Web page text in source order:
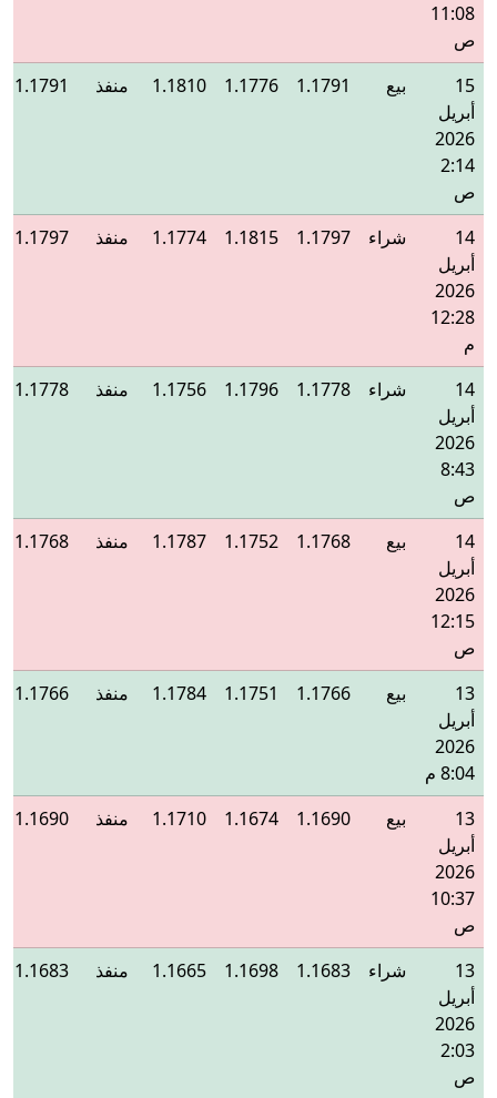
11:08
ص
15
أبريل
2026
2:14
ص
بيع 1.1791
1.1776
1.1810 منفذ 1.1791
14
أبريل
2026
12:28
م
شراء 1.1797
1.1815
1.1774 منفذ 1.1797
14
أبريل
2026
8:43
ص
شراء 1.1778
1.1796
1.1756 منفذ 1.1778
14
أبريل
2026
12:15
ص
بيع 1.1768
1.1752
1.1787 منفذ 1.1768
13
أبريل
2026
8:04 م
بيع 1.1766
1.1751
1.1784 منفذ 1.1766
13
أبريل
2026
10:37
ص
بيع 1.1690
1.1674
1.1710 منفذ 1.1690
13
أبريل
2026
2:03
ص
شراء 1.1683
1.1698
1.1665 منفذ 1.1683